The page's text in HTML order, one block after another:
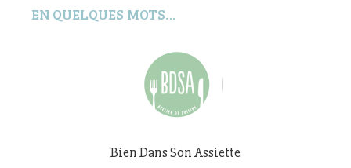
EN QUELQUES MOTS…
Bien Dans Son Assiette